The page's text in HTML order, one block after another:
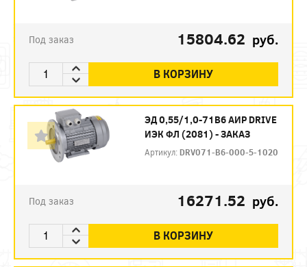
Под заказ 15804.62 руб.
В КОРЗИНУ
ЭД 0,55/1,0-71В6 АИР DRIVE
ИЭК ФЛ (2081) - ЗАКАЗ
Артикул:DRV071-B6-000-5-1020
Под заказ 16271.52 руб.
В КОРЗИНУ